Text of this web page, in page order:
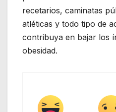
recetarios, caminatas
atléticas y todo tipo de
contribuya en bajar los
obesidad.